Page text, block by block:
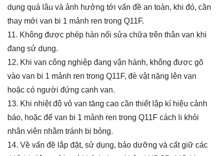
dụng quá lâu và ảnh hưởng tới vấn đề an toàn, khi đó, cần
thay mới van bi 1 mảnh ren trong Q11F.
11. Không được phép hàn nối sửa chữa trên thân van khi
đang sử dụng.
12. Khi van công nghiệp đang vận hành, không được gõ
vào van bi 1 mảnh ren trong Q11F, đè vật nặng lên van
hoặc có người đứng cạnh van.
13. Khi nhiệt độ vỏ van tăng cao cần thiết lập kí hiệu cảnh
báo, hoặc để van bi 1 mảnh ren trong Q11F cách li khỏi
nhân viên nhằm tránh bị bỏng.
14. Về vấn đề lắp đặt, sử dụng, bảo dưỡng và cất giữ các